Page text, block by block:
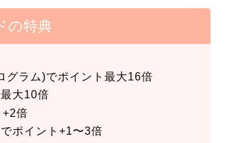
の特典
グラム)でポイント最大16倍
大10倍
+2倍
ポイント+1〜3倍